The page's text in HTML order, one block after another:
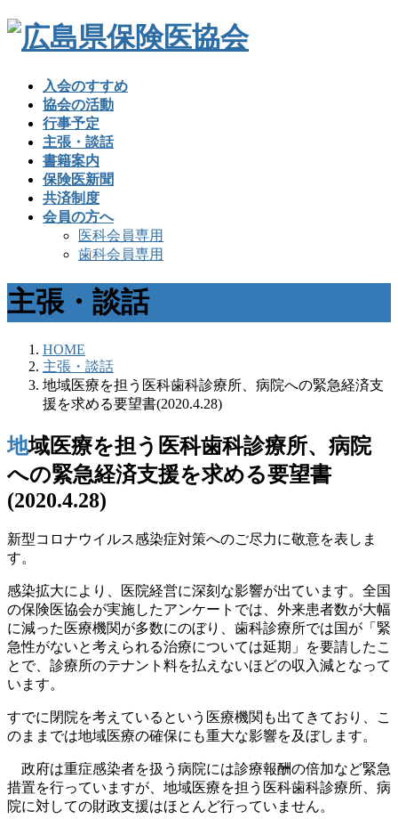
入会のすすめ
協会の活動
行事予定
主張・談話
書籍案内
保険医新聞
共済制度
会員の方へ
医科会員専用
歯科会員専用
主張・談話
HOME
主張・談話
地域医療を担う医科歯科診療所、病院への緊急経済支
援を求める要望書(2020.4.28)
地域医療を担う医科歯科診療所、病院
への緊急経済支援を求める要望書
(2020.4.28)
新型コロナウイルス感染症対策へのご尽力に敬意を表しま
す。
感染拡大により、医院経営に深刻な影響が出ています。全国
の保険医協会が実施したアンケートでは、外来患者数が大幅
に減った医療機関が多数にのぼり、歯科診療所では国が「緊
急性がないと考えられる治療については延期」を要請したこ
とで、診療所のテナント料を払えないほどの収入減となって
います。
すでに閉院を考えているという医療機関も出てきており、こ
のままでは地域医療の確保にも重大な影響を及ぼします。
政府は重症感染者を扱う病院には診療報酬の倍加など緊急
措置を行っていますが、地域医療を担う医科歯科診療所、病
院に対しての財政支援はほとんど行っていません。